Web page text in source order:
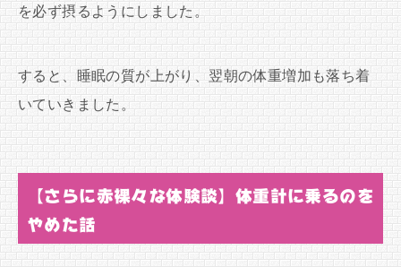
を必ず摂るようにしました。
すると、睡眠の質が上がり、翌朝の体重増加も落ち着
いていきました。
【さらに赤裸々な体験談】体重計に乗るのを
やめた話